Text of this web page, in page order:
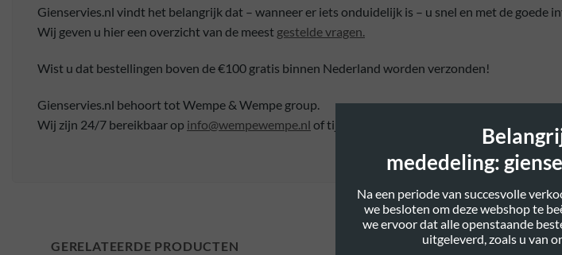
Gienservies.nl vindt het belangrijk dat – wanneer er iets onduidelijk is – u snel en met de goede
Wij geven u hier een overzicht van de meest gestelde vragen.
Wist u dat bestellingen boven de €100 gratis binnen Nederland worden verzonden!
Gienservies.nl behoort tot Wempe & Wempe group.
Wij zijn 24/7 bereikbaar op info@wempewempe.nl of tijdens de winkeluren do tm zaterdag
GERELATEERDE PRODUCTEN
mededeling:
Na een periode van succesvolle
we besloten om deze webshop te
we ervoor dat alle openstaande
uitgeleverd, zoals u van